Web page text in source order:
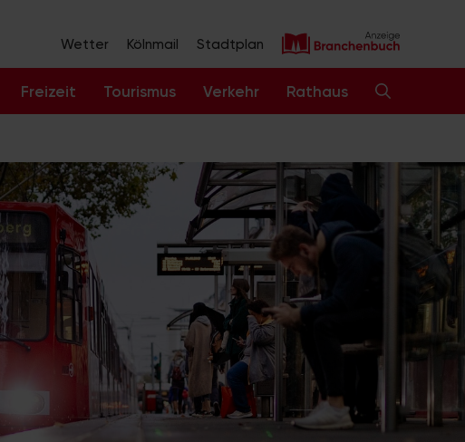
Wetter Kölnmail Stadtplan
Freizeit Tourismus Verkehr Rathaus